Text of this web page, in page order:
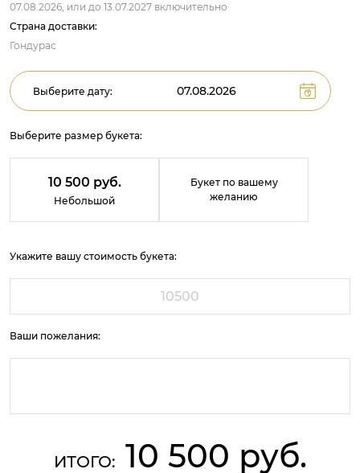
07.08.2026, или до 13.07.2027 включительно
Страна доставки:
Гондурас
Выберите дату:
Выберите размер букета:
10 500 руб.
Небольшой
Букет по вашему
желанию
Укажите вашу стоимость букета:
Ваши пожелания:
ИТОГО: 10 500 руб.